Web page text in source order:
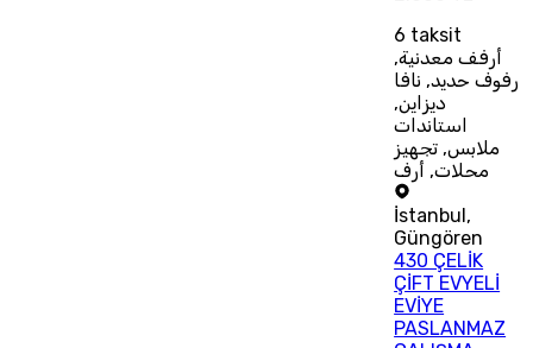
6 taksit
أرفف معدنية,
رفوف حديد, نافا
ديزاين,
استاندات
ملابس, تجهيز
محلات, أرف
İstanbul ,
Güngören
430 ÇELİK
ÇİFT EVYELİ
EVİYE
PASLANMAZ